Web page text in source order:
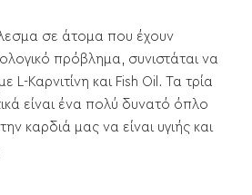
σε άτομα που έχουν
πρόβλημα, συνιστάται να
L-Καρνιτίνη και Fish Oil. Τα τρία
είναι ένα πολύ δυνατό όπλο
καρδιά μας να είναι υγιής και